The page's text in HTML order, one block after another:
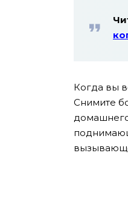
Когда вы
Снимите
домашнего